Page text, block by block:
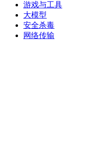
游戏与工具
大模型
安全杀毒
网络传输